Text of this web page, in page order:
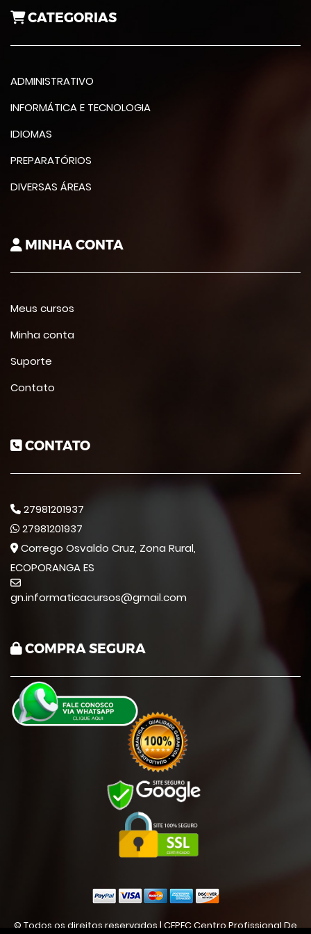
CATEGORIAS
ADMINISTRATIVO
INFORMÁTICA E TECNOLOGIA
IDIOMAS
PREPARATÓRIOS
DIVERSAS ÁREAS
MINHA CONTA
Meus cursos
Minha conta
Suporte
Contato
CONTATO
27981201937
27981201937
Corrego Osvaldo Cruz, Zona Rural,
ECOPORANGA ES
gn.informaticacursos@gmail.com
COMPRA SEGURA
© Todos os direitos reservados | CEPEC Centro Profissional De